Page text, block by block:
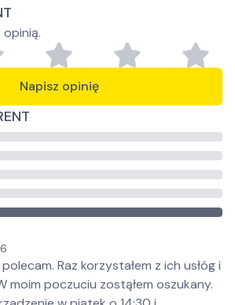
opinią.
Napisz opinię
Raz korzystałem z ich usłóg i
moim poczuciu zostąłem oszukany.